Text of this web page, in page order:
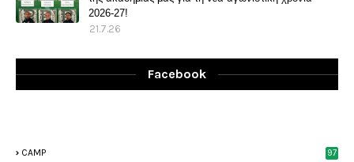
2026-27!
21.7.26
Facebook
CAMP 97